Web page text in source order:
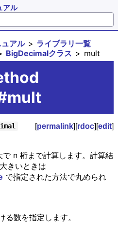
アル
アル
ライブラリ一覧
BigDecimalクラス mult
[permalink][rdoc][edit]
n 桁まで計算します。計算結
きいときは
で指定された方法で丸められ
る数を指定します。